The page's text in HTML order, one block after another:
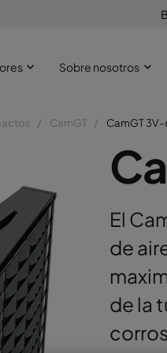
Sobre nosotros
CamGT CamGT
El
de
de la